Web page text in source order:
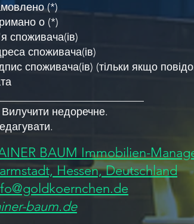
(*)
о (*)
споживача(ів)
споживача(ів)
споживача(ів) (тільки якщо
Вилучити недоречне.
BAUM Immobilien-
Hessen, Deutschland
baum.de